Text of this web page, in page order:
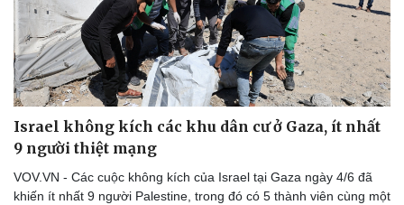
Israel không kích các khu dân cư ở Gaza, ít nhất
9 người thiệt mạng
VOV.VN - Các cuộc không kích của Israel tại Gaza ngày 4/6 đã
khiến ít nhất 9 người Palestine, trong đó có 5 thành viên cùng một